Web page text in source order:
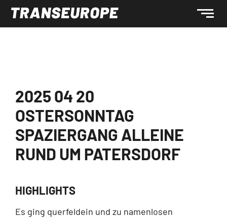
2025 04 20
OSTERSONNTAG
SPAZIERGANG ALLEINE
RUND UM PATERSDORF
HIGHLIGHTS
Es ging querfeldein und zu namenlosen